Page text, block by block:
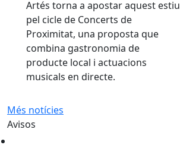
Artés torna a apostar aquest estiu
pel cicle de Concerts de
Proximitat, una proposta que
combina gastronomia de
producte local i actuacions
musicals en directe.
Més notícies
Avisos